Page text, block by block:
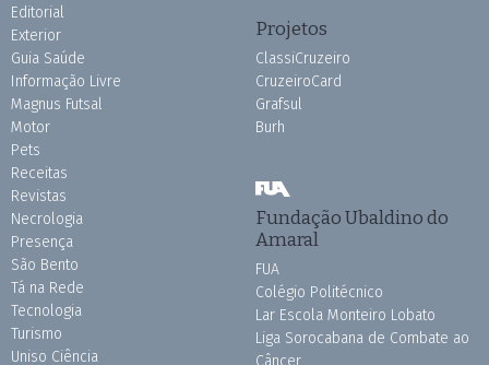
Editorial
Exterior
Guia Saúde
Informação Livre
Magnus Futsal
Motor
Pets
Receitas
Revistas
Necrologia
Presença
São Bento
Tá na Rede
Tecnologia
Turismo
Uniso Ciência
Projetos
ClassiCruzeiro
CruzeiroCard
Grafsul
Burh
Fundação Ubaldino do
Amaral
FUA
Colégio Politécnico
Lar Escola Monteiro Lobato
Liga Sorocabana de Combate ao
Câncer